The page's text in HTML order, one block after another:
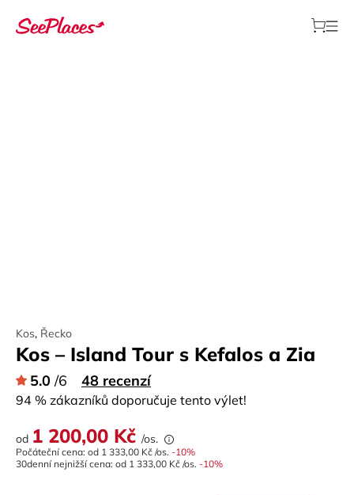
Kos, Řecko
Kos – Island Tour s Kefalos a Zia
5.0 /6 48 recenzí
94 % zákazníků doporučuje tento výlet!
od 1 200,00 Kč /os.
Počáteční cena: od 1 333,00 Kč /os. -10%
30denní nejnižší cena: od 1 333,00 Kč /os. -10%